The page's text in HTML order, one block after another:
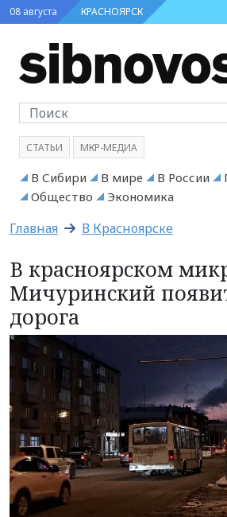
08 августа КРАСНОЯРСК
СТАТЬИ МКР-МЕДИА
В Сибири В мире В России
Общество
Экономика
Главная В Красноярске
В красноярском
Мичуринский
дорога